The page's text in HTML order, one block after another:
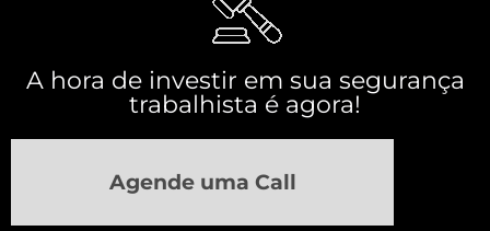
A hora de investir em sua segurança
trabalhista é agora!
Agende uma Call